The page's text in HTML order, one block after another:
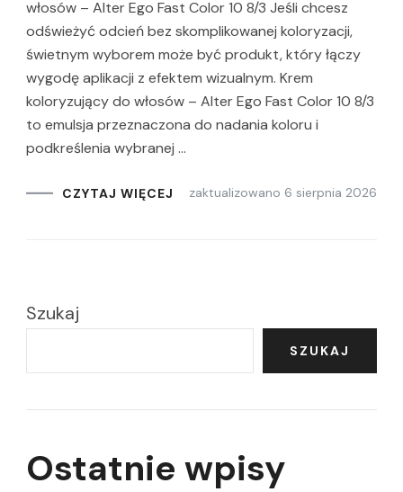
włosów – Alter Ego Fast Color 10 8/3 Jeśli chcesz
odświeżyć odcień bez skomplikowanej koloryzacji,
świetnym wyborem może być produkt, który łączy
wygodę aplikacji z efektem wizualnym. Krem
koloryzujący do włosów – Alter Ego Fast Color 10 8/3
to emulsja przeznaczona do nadania koloru i
podkreślenia wybranej …
CZYTAJ WIĘCEJ zaktualizowano 6 sierpnia 2026
Szukaj
SZUKAJ
Ostatnie wpisy